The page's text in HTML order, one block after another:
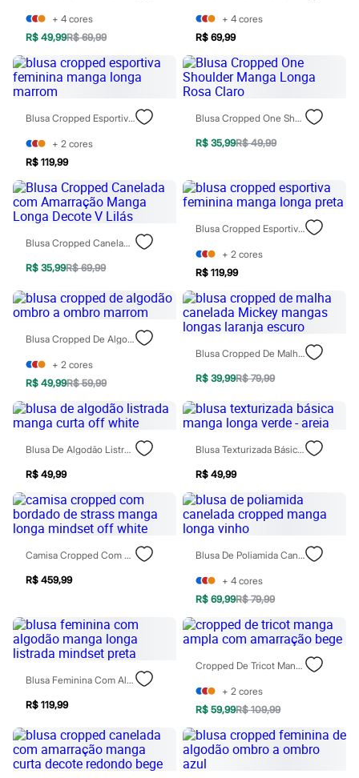
Chapéus e Bonés
Cintos
Carteiras
Óculos
Relógios
Calçados
Botas
Chinelos
Sapatos
Sandálias e Papetes
Tênis
Moda esportiva
Acessórios
Bermudas
Camisetas
Calças
Calçados
Moda íntima
Meias
Pijamas
Personagens
Plus size
Blusas e Camisetas
Calças
Camisas
Casacos e Jaquetas
Jeans
Moda esportiva
Shorts e Bermudas
Todos os produtos
Em alta
Arrumadinho para os meninos
Romântico para as meninas
Novidades
Roupas menina
0 a 24 meses
4 a 12 anos
10 a 16 anos
Roupas menino
0 a 24 meses
1 a 5 anos
4 a 12 anos
10 a 16 anos
Recém-nascido
Bolsas e Mochilas
Chapéus
Calçados
+ 4 cores
R$ 49,99R$ 69,99
+ 4 cores
R$ 69,99
Blusa Cropped Esportiva Feminina Manga Longa Marrom
+ 2 cores
R$ 119,99
Blusa Cropped One Shoulder Manga Longa Rosa Claro
R$ 35,99R$ 49,99
Blusa Cropped Canelada Com Amarração Manga Longa Decote V Lilás
R$ 35,99R$ 69,99
Blusa Cropped Esportiva Feminina Manga Longa Preta
+ 2 cores
R$ 119,99
Blusa Cropped De Algodão Ombro A Ombro Marrom
+ 2 cores
R$ 49,99R$ 59,99
Blusa Cropped De Malha Canelada Mickey Mangas Longas Laranja Escuro
R$ 39,99R$ 79,99
Blusa De Algodão Listrada Manga Curta Off White
R$ 49,99
Blusa Texturizada Básica Manga Longa Verde - Areia
R$ 49,99
Camisa Cropped Com Bordado De Strass Manga Longa Mindset Off White
R$ 459,99
Blusa De Poliamida Canelada Cropped Manga Longa Vinho
+ 4 cores
R$ 69,99R$ 79,99
Blusa Feminina Com Algodão Manga Longa Listrada Mindset Preta
R$ 119,99
Cropped De Tricot Manga Ampla Com Amarração Bege
+ 2 cores
R$ 59,99R$ 109,99